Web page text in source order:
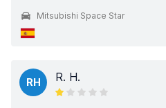
Mitsubishi Space Star
RH R. H.